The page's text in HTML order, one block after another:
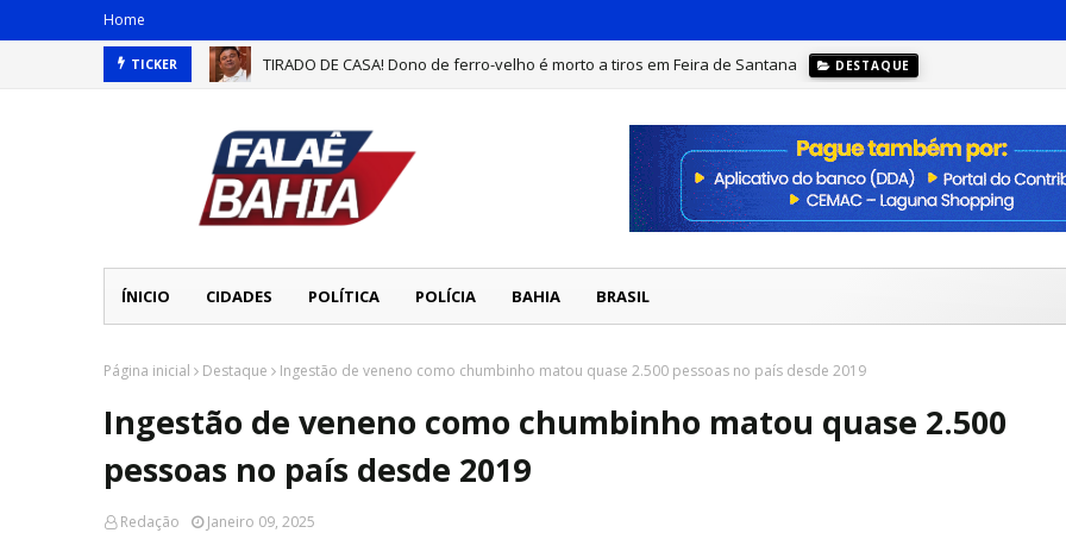
Home
TICKER TIRADO DE CASA! Dono de ferro-velho é morto a tiros em Feira de Santana DESTAQUE
ÍNICIO CIDADES POLÍTICA POLÍCIA BAHIA BRASIL
Página inicial Destaque Ingestão de veneno como chumbinho matou quase 2.500 pessoas no país desde 2019
Ingestão de veneno como chumbinho matou quase 2.500
pessoas no país desde 2019
Redação Janeiro 09, 2025